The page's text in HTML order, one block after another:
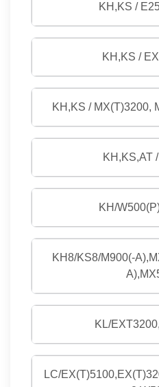
KH,KS /
KH,KS /
KH,KS / MX(T)3200,
KH,KS,AT
KH/
KH8/KS8/M900(-
KL/
LC/